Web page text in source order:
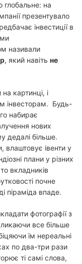
глобальне: на
презентувало
інвестиції в
називали
, який навіть не
картинці, і
інвесторам. Будь-
набирає
нових
дедалі більше.
івенти у
плани у різних
вкладників
почне
піраміда впаде.
фотографії з
все більше
їм нереальні
по два-три рази
ті самі слова,